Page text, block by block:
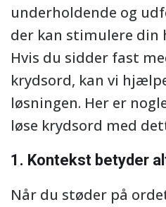
underholdende og
der kan stimulere din
Hvis du sidder fast
krydsord, kan vi
løsningen. Her er
løse krydsord med
1. Kontekst betyder
Når du støder på